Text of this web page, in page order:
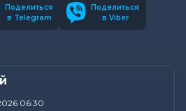
Поделиться
в Telegram
Поделиться
в Viber
06:30